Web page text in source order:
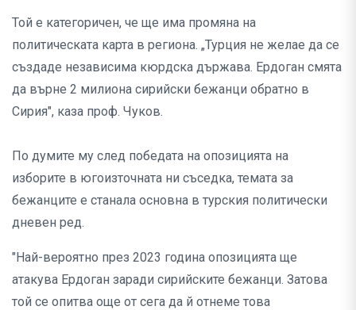
Той е категоричен, че ще има промяна на
политическата карта в региона. „Турция не желае да се
създаде независима кюрдска държава. Ердоган смята
да върне 2 милиона сирийски бежанци обратно в
Сирия", каза проф. Чуков.
По думите му след победата на опозицията на
изборите в югоизточната ни съседка, темата за
бежанците е станала основна в турския политически
дневен ред.
"Най-вероятно през 2023 година опозицията ще
атакува Ердоган заради сирийските бежанци. Затова
той се опитва още от сега да й отнеме това